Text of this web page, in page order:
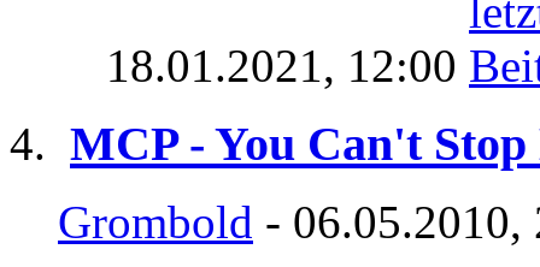
18.01.2021, 12:00
MCP - You Can't Stop
Grombold - 06.05.2010,